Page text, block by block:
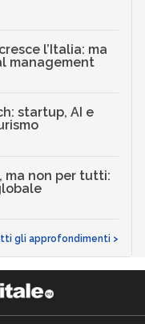
l’Italia: ma
management
startup, AI e
ma non per tutti:
gli approfondimenti >